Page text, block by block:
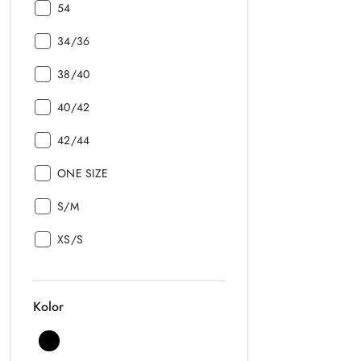
Rozmiar:
54
Rozmiar:
34/36
Rozmiar:
38/40
Rozmiar:
40/42
Rozmiar:
42/44
Rozmiar:
ONE SIZE
Rozmiar:
S/M
Rozmiar:
XS/S
Kolor
Kolor:
Czarny
Kolor: